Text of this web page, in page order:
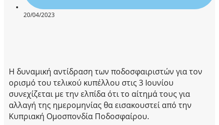
20/04/2023
Η δυναμική αντίδραση των ποδοσφαιριστών για τον
ορισμό του τελικού κυπέλλου στις 3 Ιουνίου
συνεχίζεται με την ελπίδα ότι το αίτημά τους για
αλλαγή της ημερομηνίας θα εισακουστεί από την
Κυπριακή Ομοσπονδία Ποδοσφαίρου.